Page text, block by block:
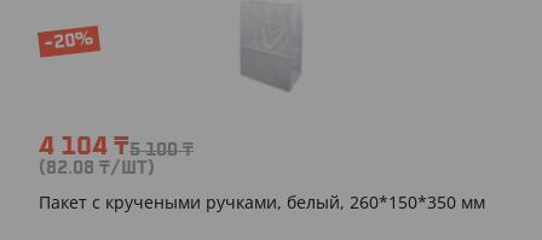
-20%
4 104 ₸5 100₸
(82.08 ₸/ШТ)
Пакет с кручеными ручками, белый, 260*150*350 мм